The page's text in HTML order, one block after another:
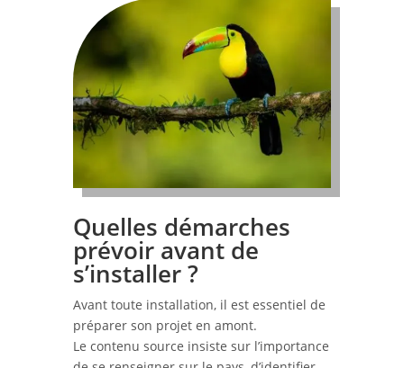
Quelles démarches
prévoir avant de
s’installer ?
Avant toute installation, il est essentiel de
préparer son projet en amont.
Le contenu source insiste sur l’importance